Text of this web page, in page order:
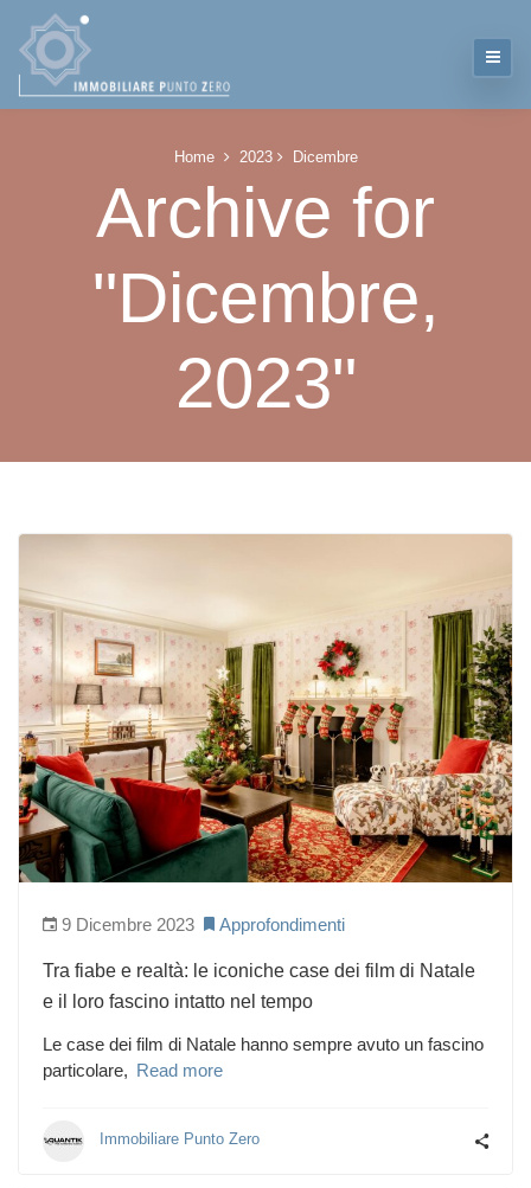
Home 2023 Dicembre
Archive for
"Dicembre,
2023"
9 Dicembre 2023 Approfondimenti
Tra fiabe e realtà: le iconiche case dei film di Natale
e il loro fascino intatto nel tempo
Le case dei film di Natale hanno sempre avuto un fascino
particolare, Read more
Immobiliare Punto Zero